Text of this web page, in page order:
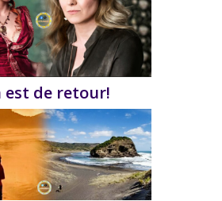
est de retour!